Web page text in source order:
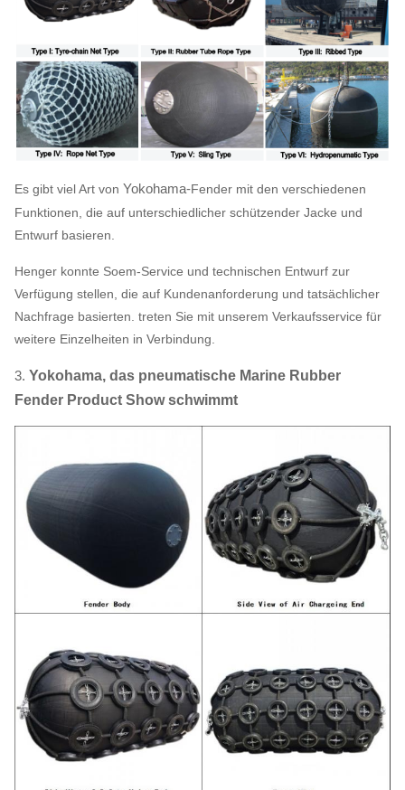
Es gibt viel Art von Yokohama-Fender mit den verschiedenen
Funktionen, die auf unterschiedlicher schützender Jacke und
Entwurf basieren.
Henger konnte Soem-Service und technischen Entwurf zur
Verfügung stellen, die auf Kundenanforderung und tatsächlicher
Nachfrage basierten. treten Sie mit unserem Verkaufsservice für
weitere Einzelheiten in Verbindung.
3. Yokohama, das pneumatische Marine Rubber
Fender Product Show schwimmt